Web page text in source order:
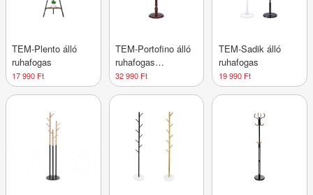
TEM-Plento álló
ruhafogas
17 990 Ft
TEM-Portofino álló
ruhafogas
klasszikus
stílusban
32 990 Ft
TEM-Sadik álló
ruhafogas
19 990 Ft